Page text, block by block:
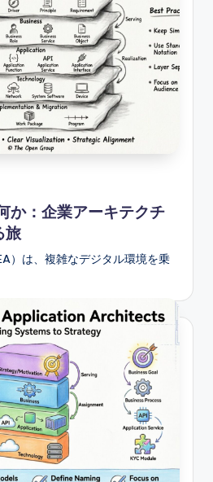
：企業アーキテクチ
旅
）は、複雑なデジタル環境を乗